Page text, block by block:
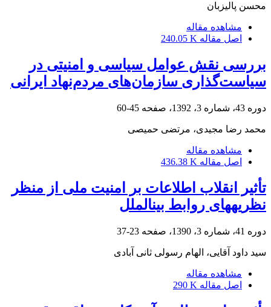
محسن پالیزبان
مشاهده مقاله
اصل مقاله 240.05 K
بررسی نقش عوامل سیاسی و امنیتی در
سیاست‌گذاری سازمان‌های مردم‌نهاد ایرانی
دوره 43، شماره 3، 1392، صفحه 45-60
محمد رضا مجیدی، مرتضی حمیصی
مشاهده مقاله
اصل مقاله 436.38 K
تأثیر انقلاب اطلاعات بر امنیت ملی از منظر
نظریه‎های روابط بین‎الملل
دوره 41، شماره 3، 1390، صفحه 23-37
سید داود آقایی، الهام رسولی ثانی آبادی
مشاهده مقاله
اصل مقاله 290 K